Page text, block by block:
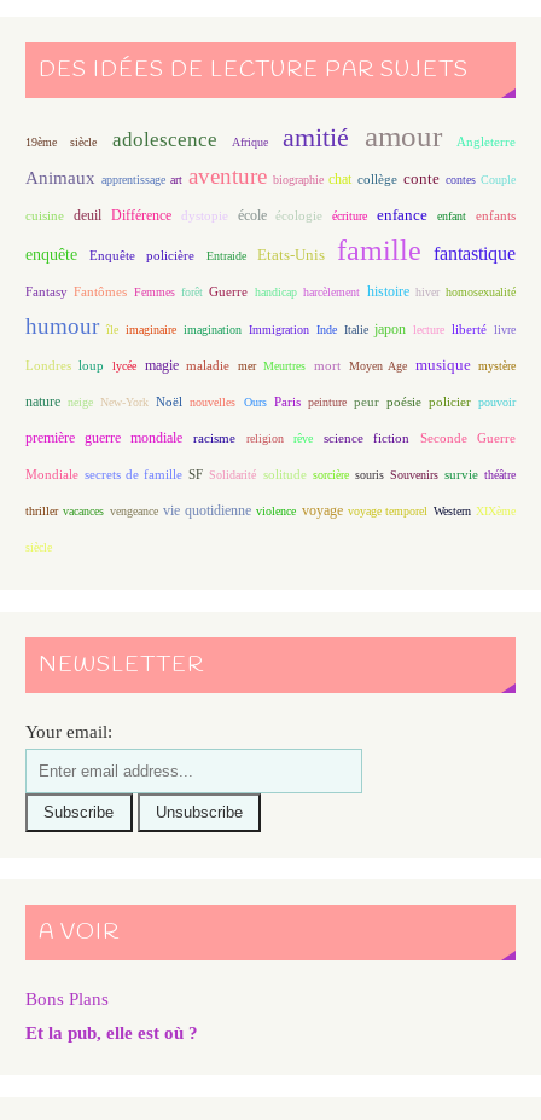
DES IDÉES DE LECTURE PAR SUJETS
19ème siècle adolescence Afrique amitié amour Angleterre
Animaux apprentissage art aventure biographie chat collège conte contes Couple
cuisine deuil Différence dystopie école écologie écriture enfance enfant enfants
enquête Enquête policière Entraide Etats-Unis famille fantastique
Fantasy Fantômes Femmes forêt Guerre handicap harcèlement histoire hiver homosexualité
humour île imaginaire imagination Immigration Inde Italie japon lecture liberté livre
Londres loup lycée magie maladie mer Meurtres mort Moyen Age musique mystère
nature neige New-York Noël nouvelles Ours Paris peinture peur poésie policier pouvoir
première guerre mondiale racisme religion rêve science fiction Seconde Guerre
Mondiale secrets de famille SF Solidarité solitude sorcière souris Souvenirs survie théâtre
thriller vacances vengeance vie quotidienne violence voyage voyage temporel Western XIXème
siècle
NEWSLETTER
Your email:
A VOIR
Bons Plans
Et la pub, elle est où ?